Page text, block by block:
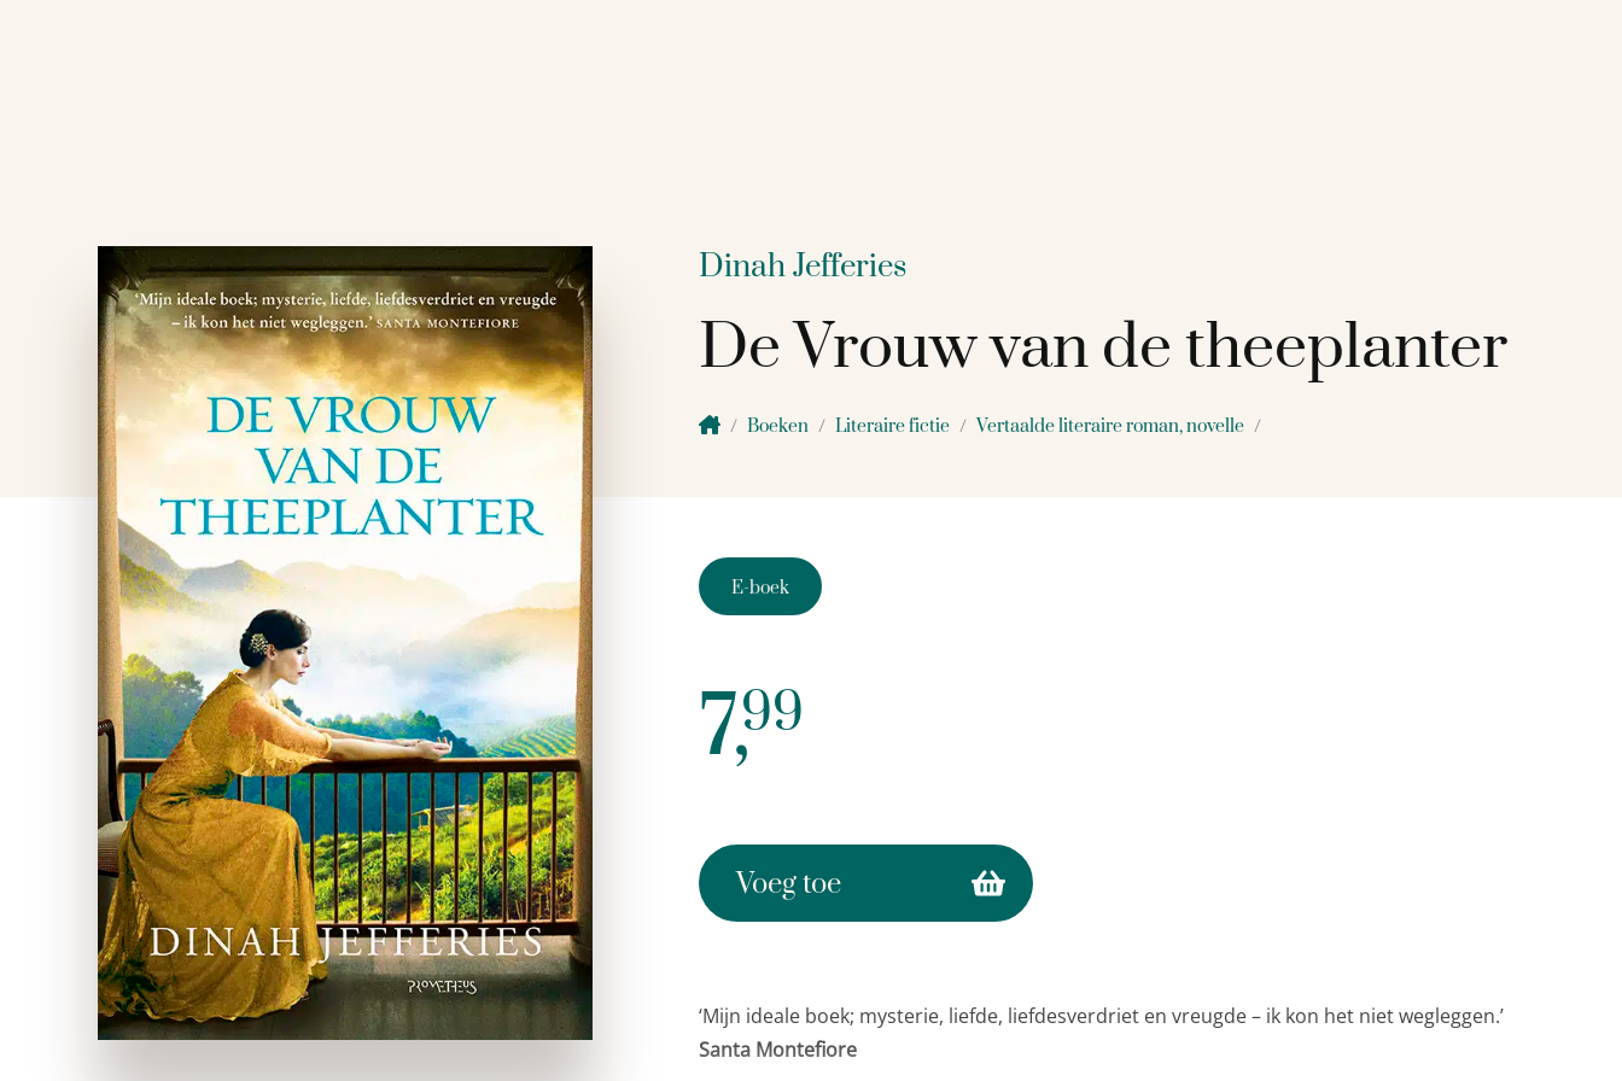
Dinah Jefferies
De Vrouw van de theeplanter
Boeken Literaire fictie Vertaalde literaire roman, novelle
E-boek
7,99
Voeg toe
‘Mijn ideale boek; mysterie, liefde, liefdesverdriet en vreugde – ik kon het niet wegleggen.’
Santa Montefiore